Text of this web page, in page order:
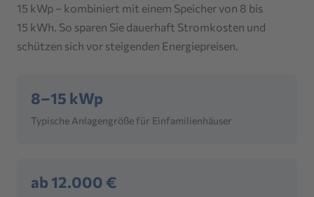
15 kWp – kombiniert mit einem Speicher von 8 bis
15 kWh. So sparen Sie dauerhaft Stromkosten und
schützen sich vor steigenden Energiepreisen.
8–15 kWp
Typische Anlagengröße für Einfamilienhäuser
ab 12.000 €